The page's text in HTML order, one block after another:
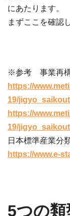
にあたります。
まずここを確認
※参考 事業再構
https://
19/
https://
19/
日本標準産業分
https://www.e-
5つの類